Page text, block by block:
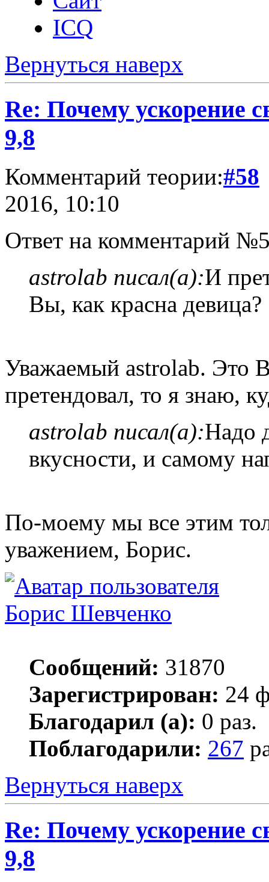
ICQ
Вернуться наверх
Re: Почему ускорение
9,8
Комментарий теории:#58
2016, 10:10
Ответ на комментарий
astrolab писал(а):И
Вы, как красна девица?
Уважаемый astrolab. Это
претендовал, то я знаю,
astrolab писал(а):Надо
вкусности, и самому
По-моему мы все этим
уважением, Борис.
Борис Шевченко
Сообщений: 31870
Зарегистрирован: 24
Благодарил (а): 0 раз.
Поблагодарили: 267
Вернуться наверх
Re: Почему ускорение
9,8